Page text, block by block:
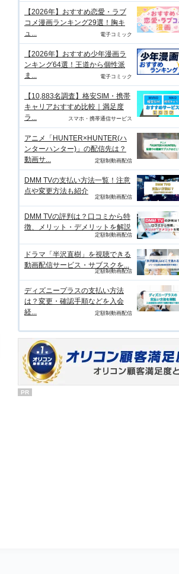
【2026年】おすすめ恋愛・ラブ
コメ漫画ランキング29選！胸キ
ュ...
電子コミック
【2026年】おすすめ少年漫画ラ
ンキング64選！王道から個性派
ま...
電子コミック
【10,883名調査】格安SIM・携帯
キャリアおすすめ比較｜満足度
ラ...
スマホ・携帯通信サービス
アニメ「HUNTER×HUNTER(ハ
ンターハンター)」の配信先は？
動画サ...
定額制動画配信
DMM TVの支払い方法一覧！注意
点や変更方法も紹介
定額制動画配信
DMM TVの評判は？口コミから特
徴、メリット・デメリットを解説
定額制動画配信
ドラマ「半沢直樹」を視聴できる
動画配信サービス・サブスクを...
定額制動画配信
ディズニープラスの支払い方法
は？変更・確認手順などを入会
経...
定額制動画配信
PR